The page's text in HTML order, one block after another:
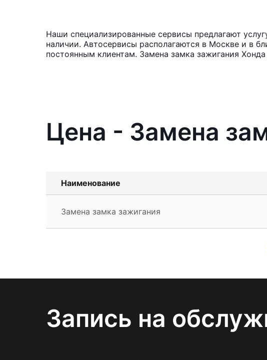
Наши специализированные сервисы предлагают
наличии. Автосервисы располагаются в Москве и в
постоянным клиентам. Замена замка зажигания
Цена - Замена
Наименование
Замена замка зажигания
Запись на